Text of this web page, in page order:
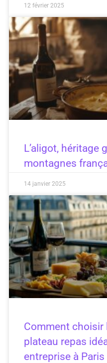
12 février 2025
L’aligot, héritage
montagnes
14 janvier 2025
Comment choisir
plateau repas
entreprise à